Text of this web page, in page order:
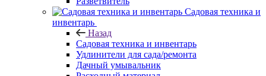
Садовая техника и
инвентарь
Назад
Садовая техника и инвентарь
Удлинители для сада/ремонта
Дачный умывальник